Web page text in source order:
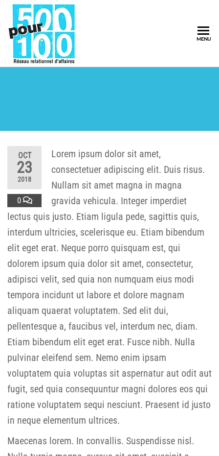
MENU
OCT
23
2018
0
Lorem ipsum dolor sit amet,
consectetuer adipiscing elit. Duis risus.
Nullam sit amet magna in magna
gravida vehicula. Integer imperdiet
lectus quis justo. Etiam ligula pede, sagittis quis,
interdum ultricies, scelerisque eu. Etiam bibendum
elit eget erat. Neque porro quisquam est, qui
dolorem ipsum quia dolor sit amet, consectetur,
adipisci velit, sed quia non numquam eius modi
tempora incidunt ut labore et dolore magnam
aliquam quaerat voluptatem. Sed elit dui,
pellentesque a, faucibus vel, interdum nec, diam.
Etiam bibendum elit eget erat. Fusce nibh. Nulla
pulvinar eleifend sem. Nemo enim ipsam
voluptatem quia voluptas sit aspernatur aut odit aut
fugit, sed quia consequuntur magni dolores eos qui
ratione voluptatem sequi nesciunt. Praesent id justo
in neque elementum ultrices.
Maecenas lorem. In convallis. Suspendisse nisl.